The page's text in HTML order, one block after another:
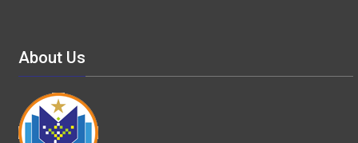
About Us